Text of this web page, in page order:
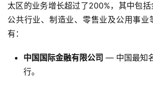
太区的业务增长超过了200%，其中包括
公共行业、制造业、零售业及公用事业
有：
中国国际金融有限公司 — 中国最知
行。